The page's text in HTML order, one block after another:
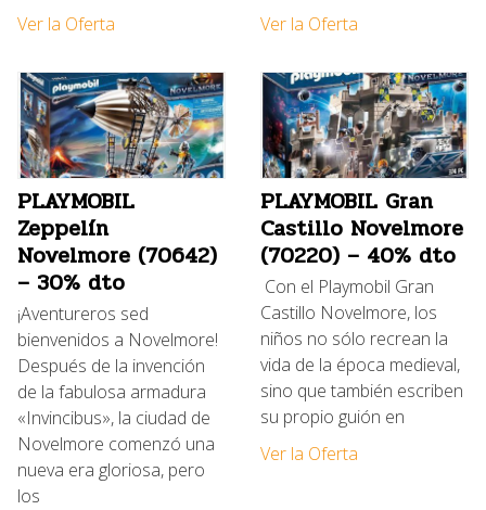
Ver la Oferta
Ver la Oferta
PLAYMOBIL
Zeppelín
Novelmore (70642)
– 30% dto
¡Aventureros sed
bienvenidos a Novelmore!
Después de la invención
de la fabulosa armadura
«Invincibus», la ciudad de
Novelmore comenzó una
nueva era gloriosa, pero
los
PLAYMOBIL Gran
Castillo Novelmore
(70220) – 40% dto
Con el Playmobil Gran
Castillo Novelmore, los
niños no sólo recrean la
vida de la época medieval,
sino que también escriben
su propio guión en
Ver la Oferta